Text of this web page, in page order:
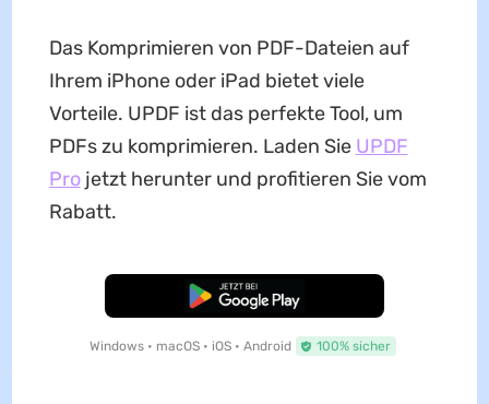
Das Komprimieren von PDF-Dateien auf
Ihrem iPhone oder iPad bietet viele
Vorteile. UPDF ist das perfekte Tool, um
PDFs zu komprimieren. Laden Sie UPDF
Projetzt herunter und profitieren Sie vom
Rabatt.
Kostenloser Download
Windows • macOS • iOS • Android 100% sicher